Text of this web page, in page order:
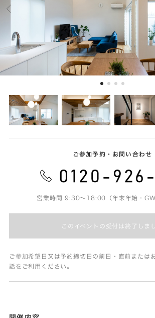
ご参加予約・お問い合わせ
営業時間 9:30～18:00（年末年始・GW
このイベントの受付は終了しま
ご参加希望日又は予約締切日の前日・直前または
話をご利用ください。